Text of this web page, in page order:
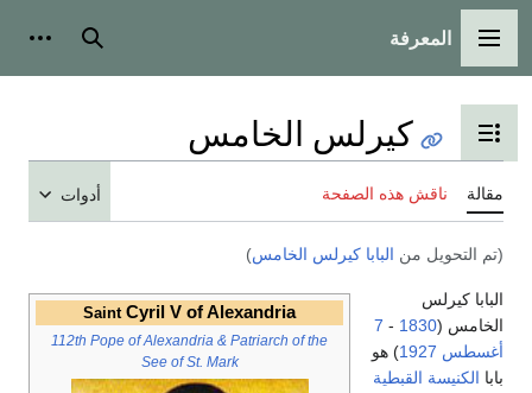
القائمة الرئيسية
المعرفة بحث
تبديل عرض جدول المحتويات
كيرلس الخامس
مقالة ناقش هذه الصفحة أدوات
(تم التحويل منالبابا كيرلس الخامس)
Saint Cyril V of Alexandria
112th Pope of Alexandria & Patriarch of the
See of St. Mark
البابا كيرلس
الخامس (1830
-
7
أغسطس 1927) هو
الكنيسة القبطية